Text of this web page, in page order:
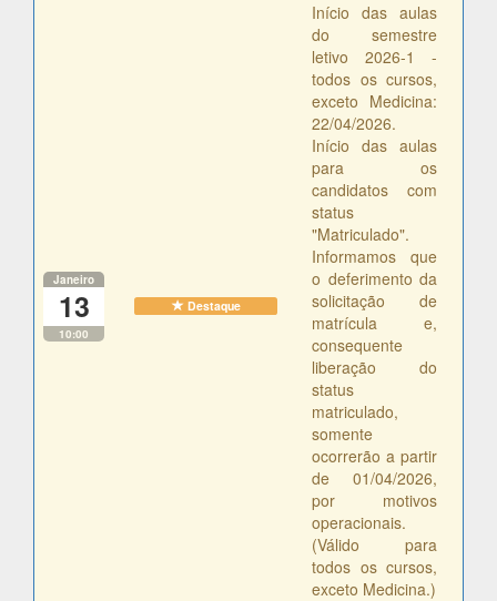
Janeiro
13
10:00
Destaque
Início das aulas
do semestre
letivo 2026-1 -
todos os cursos,
exceto Medicina:
22/04/2026.
Início das aulas
para os
candidatos com
status
"Matriculado".
Informamos que
o deferimento da
solicitação de
matrícula e,
consequente
liberação do
status
matriculado,
somente
ocorrerão a partir
de 01/04/2026,
por motivos
operacionais.
(Válido para
todos os cursos,
exceto Medicina.)